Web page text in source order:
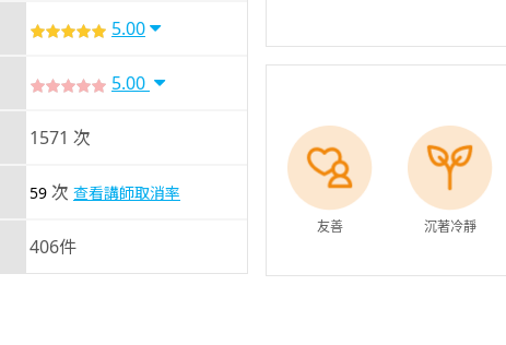
5.00
5.00
1571 次
59 次 查看講師取消率
406件
友善 沉著冷靜